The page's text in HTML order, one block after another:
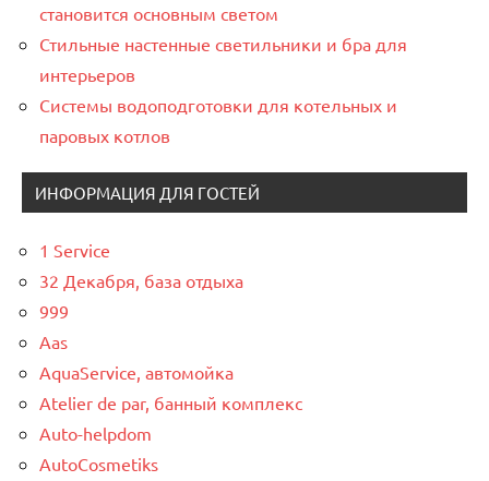
становится основным светом
Стильные настенные светильники и бра для
интерьеров
Системы водоподготовки для котельных и
паровых котлов
ИНФОРМАЦИЯ ДЛЯ ГОСТЕЙ
1 Service
32 Декабря, база отдыха
999
Aas
AquaService, автомойка
Atelier de par, банный комплекс
Auto-helpdom
AutoCosmetiks